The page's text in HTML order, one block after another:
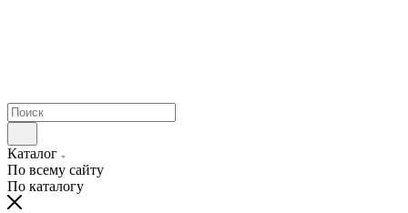
Каталог
По всему сайту
По каталогу